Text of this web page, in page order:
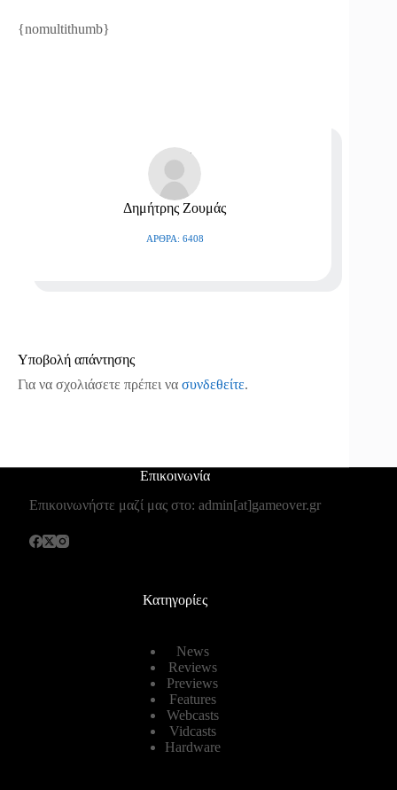
{nomultithumb}
Δημήτρης Ζουμάς
ΆΡΘΡΑ: 6408
Υποβολή απάντησης
Για να σχολιάσετε πρέπει να συνδεθείτε.
Επικοινωνία
Επικοινωνήστε μαζί μας στο: admin[at]gameover.gr
Κατηγορίες
News
Reviews
Previews
Features
Webcasts
Vidcasts
Hardware